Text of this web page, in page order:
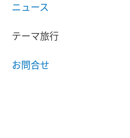
ニュース
テーマ旅行
お問合せ